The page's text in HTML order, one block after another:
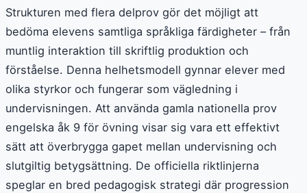
Strukturen med flera delprov gör det möjligt att
bedöma elevens samtliga språkliga färdigheter – från
muntlig interaktion till skriftlig produktion och
förståelse. Denna helhetsmodell gynnar elever med
olika styrkor och fungerar som vägledning i
undervisningen. Att använda gamla nationella prov
engelska åk 9 för övning visar sig vara ett effektivt
sätt att överbrygga gapet mellan undervisning och
slutgiltig betygsättning. De officiella riktlinjerna
speglar en bred pedagogisk strategi där progression